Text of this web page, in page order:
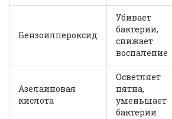
Бензоилпероксид
Убивает
бактерии,
снижает
воспаление
Азелаиновая
кислота
Осветляет
пятна,
уменьшает
бактерии